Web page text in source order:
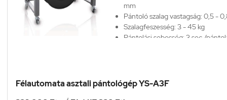
mm
Pántoló szalag vastagság: 0,5 -
Szalagfeszesség: 3 - 45 kg
Pántolási sebesség: 3 sec./
Gép tömege: 80 kg
Szállítás esetén egyeztetés
Félautomata asztali pántológép YS-A3F